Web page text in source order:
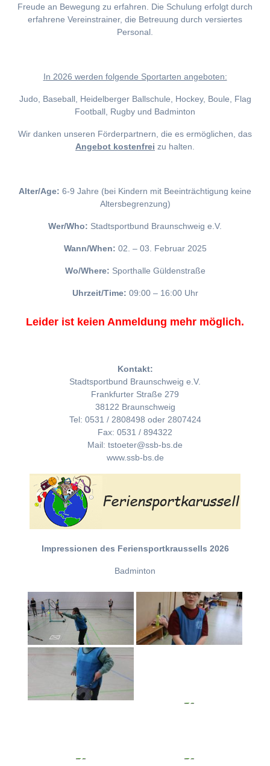
Freude an Bewegung zu erfahren. Die Schulung erfolgt durch
erfahrene Vereinstrainer, die Betreuung durch versiertes
Personal.
In 2026 werden folgende Sportarten angeboten:
Judo, Baseball, Heidelberger Ballschule, Hockey, Boule, Flag
Football, Rugby und Badminton
Wir danken unseren Förderpartnern, die es ermöglichen, das
Angebot kostenfrei zu halten.
Alter/Age: 6-9 Jahre (bei Kindern mit Beeinträchtigung keine
Altersbegrenzung)
Wer/Who: Stadtsportbund Braunschweig e.V.
Wann/When: 02. – 03. Februar 2025
Wo/Where: Sporthalle Güldenstraße
Uhrzeit/Time: 09:00 – 16:00 Uhr
Leider ist keien Anmeldung mehr möglich.
Kontakt:
Stadtsportbund Braunschweig e.V.
Frankfurter Straße 279
38122 Braunschweig
Tel: 0531 / 2808498 oder 2807424
Fax: 0531 / 894322
Mail: tstoeter@ssb-bs.de
www.ssb-bs.de
Impressionen des Feriensportkraussells 2026
Badminton